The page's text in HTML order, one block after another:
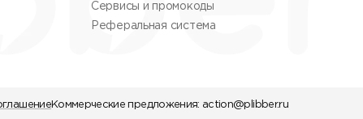
Сервисы и промокоды
Реферальная система
Коммерческие предложения: action@plibber.ru